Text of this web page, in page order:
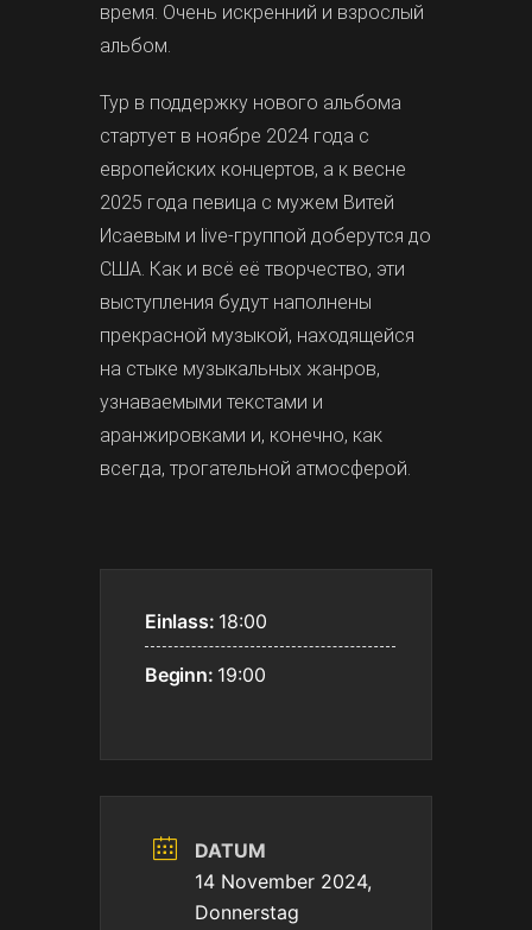
время. Очень искренний и взрослый
альбом.
Тур в поддержку нового альбома
стартует в ноябре 2024 года с
европейских концертов, а к весне
2025 года певица с мужем Витей
Исаевым и live-группой доберутся до
США. Как и всё её творчество, эти
выступления будут наполнены
прекрасной музыкой, находящейся
на стыке музыкальных жанров,
узнаваемыми текстами и
аранжировками и, конечно, как
всегда, трогательной атмосферой.
Einlass: 18:00
Beginn: 19:00
DATUM
14 November 2024,
Donnerstag